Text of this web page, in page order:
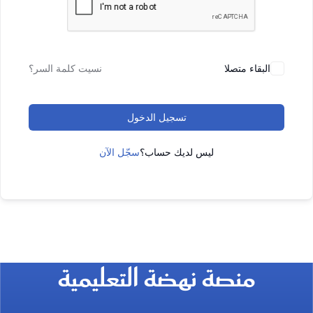
البقاء متصلا نسيت كلمة السر؟
تسجيل الدخول
ليس لديك حساب؟سجّل الآن
منصة نهضة التعليمية